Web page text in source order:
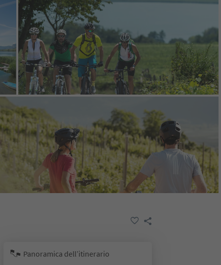
Panoramica dell’itinerario